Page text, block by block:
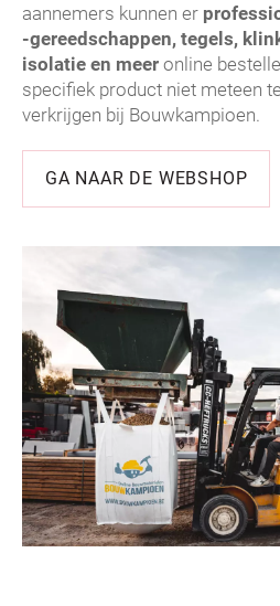
aannemers kunnen er
-gereedschappen, tegels,
isolatie en meer online
specifiek product niet meteen
verkrijgen bij Bouwkampioen.
GA NAAR DE WEBSHOP